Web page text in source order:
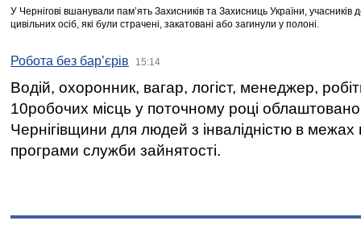
У Чернігові вшанували пам’ять Захисників та Захисниць України,
цивільних осіб, які були страчені, закатовані або загинули у полоні.
Робота без бар’єрів 15:14
Водій, охоронник, вагар, логіст, менеджер,
10робочих місць у поточному році
Чернігівщини для людей з інвалідністю в межах
програми служби зайнятості.